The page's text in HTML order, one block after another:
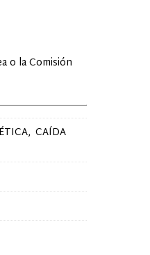
o la Comisión
CAÍDA